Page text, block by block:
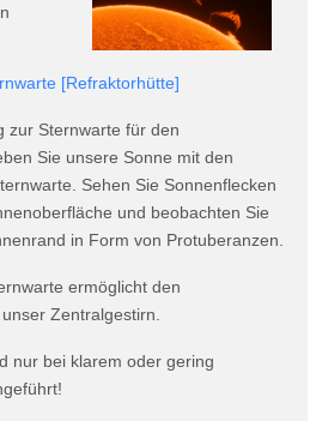
[Refraktorhütte]
zur Sternwarte für den
Sie unsere Sonne mit den
Sehen Sie Sonnenflecken
und beobachten Sie
in Form von Protuberanzen.
ermöglicht den
Zentralgestirn.
nur bei klarem oder gering